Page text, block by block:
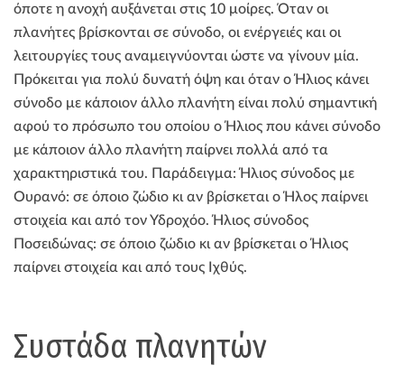
όποτε η ανοχή αυξάνεται στις 10 μοίρες. Όταν οι
πλανήτες βρίσκονται σε σύνοδο, οι ενέργειές και οι
λειτουργίες τους αναμειγνύονται ώστε να γίνουν μία.
Πρόκειται για πολύ δυνατή όψη και όταν ο Ήλιος κάνει
σύνοδο με κάποιον άλλο πλανήτη είναι πολύ σημαντική
αφού το πρόσωπο του οποίου ο Ήλιος που κάνει σύνοδο
με κάποιον άλλο πλανήτη παίρνει πολλά από τα
χαρακτηριστικά του. Παράδειγμα: Ήλιος σύνοδος με
Ουρανό: σε όποιο ζώδιο κι αν βρίσκεται ο Ήλος παίρνει
στοιχεία και από τον Υδροχόο. Ήλιος σύνοδος
Ποσειδώνας: σε όποιο ζώδιο κι αν βρίσκεται ο Ήλιος
παίρνει στοιχεία και από τους Ιχθύς.
Συστάδα πλανητών